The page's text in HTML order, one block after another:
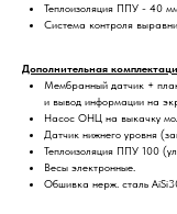
Теплоизоляция ППУ - 40
Система контроля
Дополнительная
Мембранный датчик +
и вывод информации на
Насос ОНЦ на выкачку
Датчик нижнего уровня
Теплоизоляция ППУ 100
Весы электронные.
Обшивка нерж. сталь